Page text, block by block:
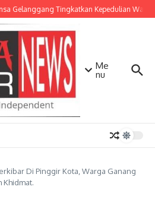
Gelanggang Tingkatkan Kepedulian
Me
nu
Di Pinggir Kota, Warga Ganang
Khidmat.